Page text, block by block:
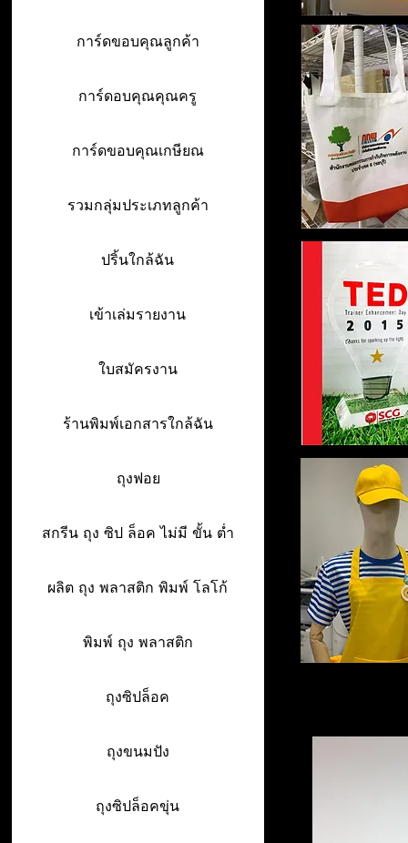
การ์ดขอบคุณลูกค้า
การ์ดอบคุณคุณครู
การ์ดขอบคุณเกษียณ
รวมกลุ่มประเภทลูกค้า
ปริ้นใกล้ฉัน
เข้าเล่มรายงาน
ใบสมัครงาน
ร้านพิมพ์เอกสารใกล้ฉัน
ถุงฟอย
สกรีน ถุง ซิป ล็อค ไม่มี ขั้น ต่ำ
ผลิต ถุง พลาสติก พิมพ์ โลโก้
พิมพ์ ถุง พลาสติก
ถุงซิปล็อค
ถุงขนมปัง
ถุงซิปล็อคขุ่น